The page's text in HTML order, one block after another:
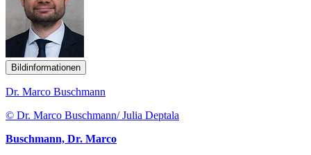
Bildinformationen
Dr. Marco Buschmann
© Dr. Marco Buschmann/ Julia Deptala
Buschmann, Dr. Marco